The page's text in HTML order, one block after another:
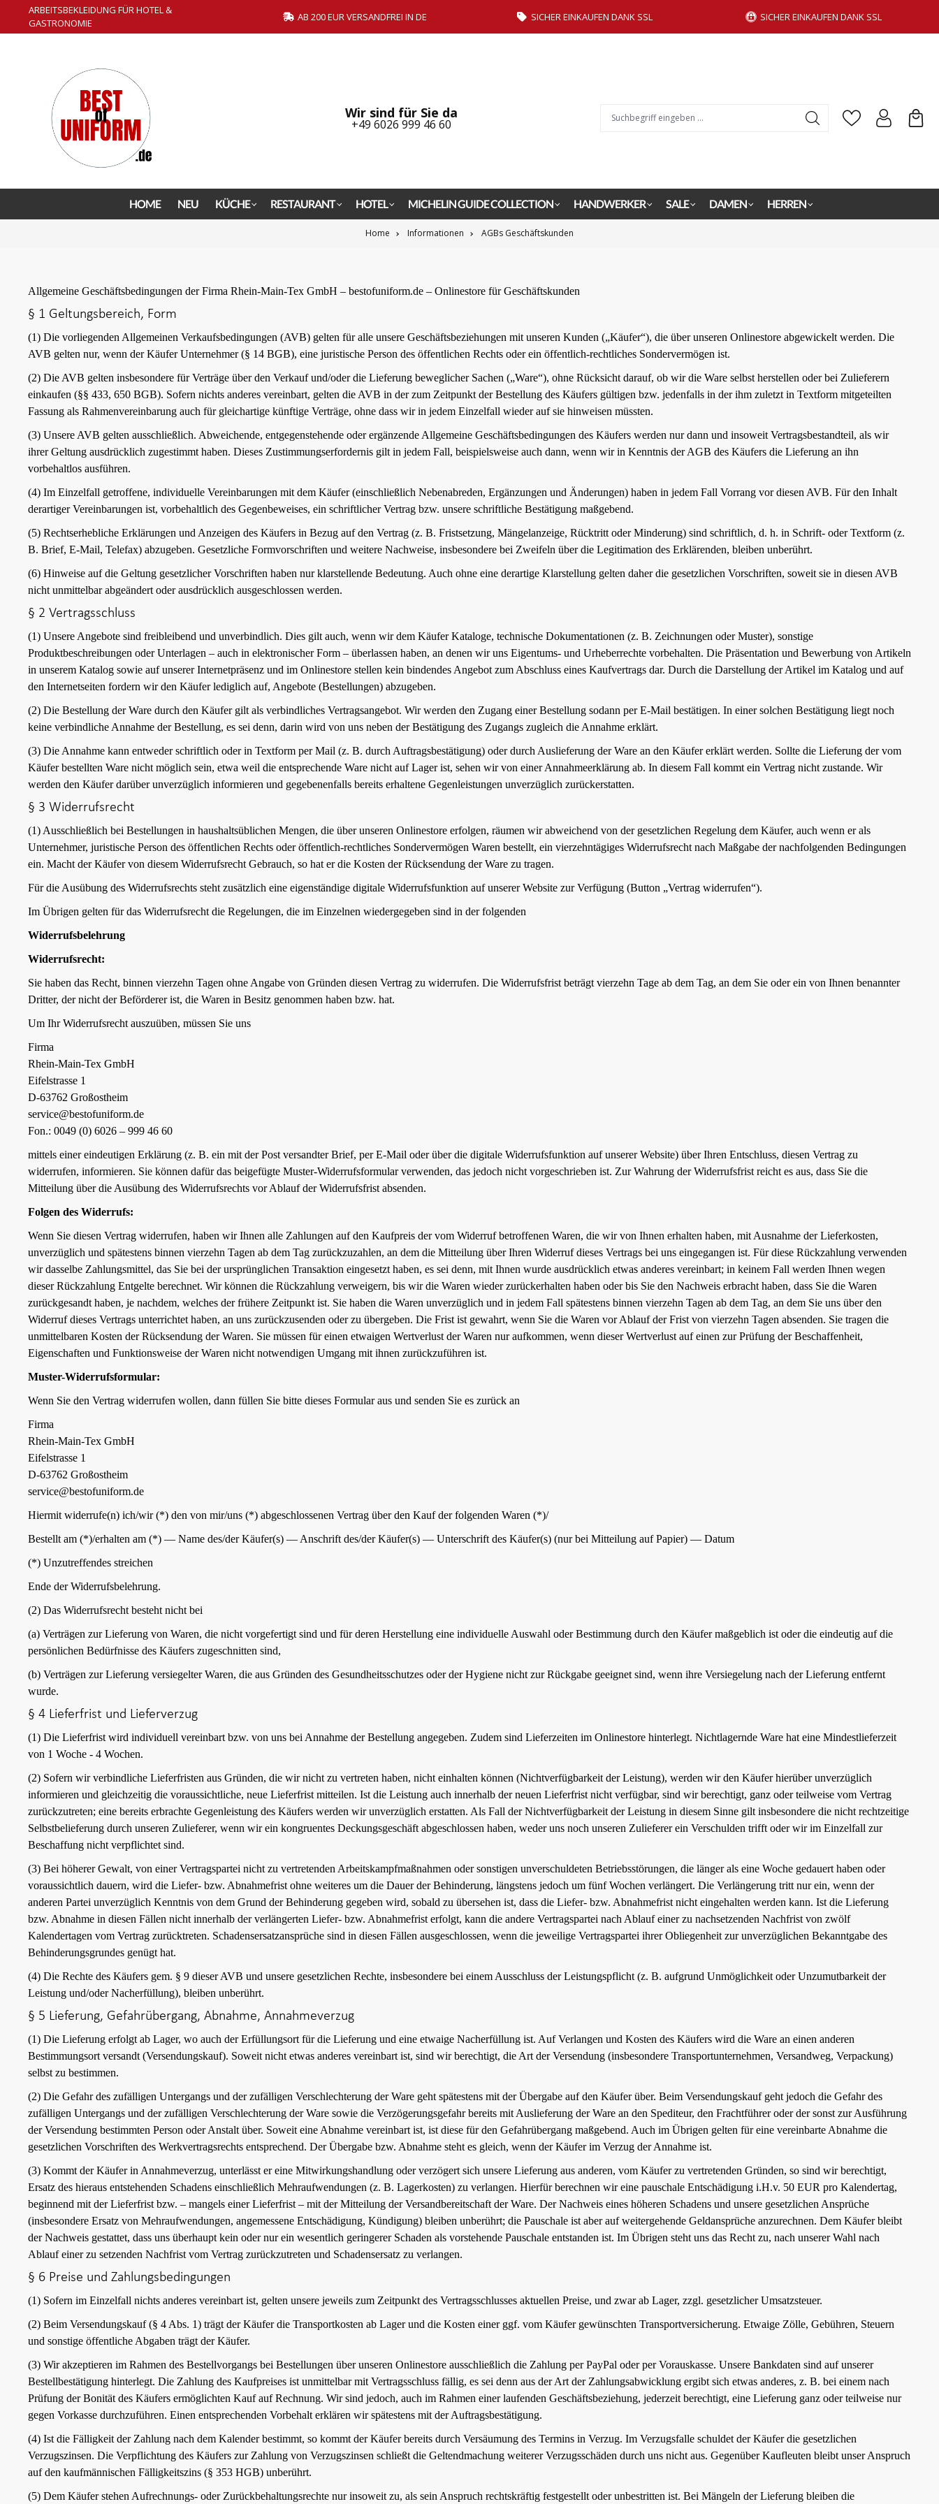
Zur Hauptnavigation springen
ARBEITSBEKLEIDUNG FÜR HOTEL &
GASTRONOMIE
AB 200 EUR VERSANDFREI IN DE SICHER EINKAUFEN DANK SSL SICHER EINKAUFEN DANK SSL
Wir sind für Sie da
+49 6026 999 46 60
HOME NEU KÜCHE RESTAURANT HOTEL MICHELIN GUIDE COLLECTION HANDWERKER SALE DAMEN HERREN
Home Informationen AGBs Geschäftskunden
Allgemeine Geschäftsbedingungen der Firma Rhein-Main-Tex GmbH – bestofuniform.de – Onlinestore für Geschäftskunden
§ 1 Geltungsbereich, Form
(1) Die vorliegenden Allgemeinen Verkaufsbedingungen (AVB) gelten für alle unsere Geschäftsbeziehungen mit unseren Kunden („Käufer“), die über unseren Onlinestore abgewickelt werden. Die
AVB gelten nur, wenn der Käufer Unternehmer (§ 14 BGB), eine juristische Person des öffentlichen Rechts oder ein öffentlich-rechtliches Sondervermögen ist.
(2) Die AVB gelten insbesondere für Verträge über den Verkauf und/oder die Lieferung beweglicher Sachen („Ware“), ohne Rücksicht darauf, ob wir die Ware selbst herstellen oder bei Zulieferern
einkaufen (§§ 433, 650 BGB). Sofern nichts anderes vereinbart, gelten die AVB in der zum Zeitpunkt der Bestellung des Käufers gültigen bzw. jedenfalls in der ihm zuletzt in Textform mitgeteilten
Fassung als Rahmenvereinbarung auch für gleichartige künftige Verträge, ohne dass wir in jedem Einzelfall wieder auf sie hinweisen müssten.
(3) Unsere AVB gelten ausschließlich. Abweichende, entgegenstehende oder ergänzende Allgemeine Geschäftsbedingungen des Käufers werden nur dann und insoweit Vertragsbestandteil, als wir
ihrer Geltung ausdrücklich zugestimmt haben. Dieses Zustimmungserfordernis gilt in jedem Fall, beispielsweise auch dann, wenn wir in Kenntnis der AGB des Käufers die Lieferung an ihn
vorbehaltlos ausführen.
(4) Im Einzelfall getroffene, individuelle Vereinbarungen mit dem Käufer (einschließlich Nebenabreden, Ergänzungen und Änderungen) haben in jedem Fall Vorrang vor diesen AVB. Für den Inhalt
derartiger Vereinbarungen ist, vorbehaltlich des Gegenbeweises, ein schriftlicher Vertrag bzw. unsere schriftliche Bestätigung maßgebend.
(5) Rechtserhebliche Erklärungen und Anzeigen des Käufers in Bezug auf den Vertrag (z. B. Fristsetzung, Mängelanzeige, Rücktritt oder Minderung) sind schriftlich, d. h. in Schrift- oder Textform (z.
B. Brief, E-Mail, Telefax) abzugeben. Gesetzliche Formvorschriften und weitere Nachweise, insbesondere bei Zweifeln über die Legitimation des Erklärenden, bleiben unberührt.
(6) Hinweise auf die Geltung gesetzlicher Vorschriften haben nur klarstellende Bedeutung. Auch ohne eine derartige Klarstellung gelten daher die gesetzlichen Vorschriften, soweit sie in diesen AVB
nicht unmittelbar abgeändert oder ausdrücklich ausgeschlossen werden.
§ 2 Vertragsschluss
(1) Unsere Angebote sind freibleibend und unverbindlich. Dies gilt auch, wenn wir dem Käufer Kataloge, technische Dokumentationen (z. B. Zeichnungen oder Muster), sonstige
Produktbeschreibungen oder Unterlagen – auch in elektronischer Form – überlassen haben, an denen wir uns Eigentums- und Urheberrechte vorbehalten. Die Präsentation und Bewerbung von Artikeln
in unserem Katalog sowie auf unserer Internetpräsenz und im Onlinestore stellen kein bindendes Angebot zum Abschluss eines Kaufvertrags dar. Durch die Darstellung der Artikel im Katalog und auf
den Internetseiten fordern wir den Käufer lediglich auf, Angebote (Bestellungen) abzugeben.
(2) Die Bestellung der Ware durch den Käufer gilt als verbindliches Vertragsangebot. Wir werden den Zugang einer Bestellung sodann per E-Mail bestätigen. In einer solchen Bestätigung liegt noch
keine verbindliche Annahme der Bestellung, es sei denn, darin wird von uns neben der Bestätigung des Zugangs zugleich die Annahme erklärt.
(3) Die Annahme kann entweder schriftlich oder in Textform per Mail (z. B. durch Auftragsbestätigung) oder durch Auslieferung der Ware an den Käufer erklärt werden. Sollte die Lieferung der vom
Käufer bestellten Ware nicht möglich sein, etwa weil die entsprechende Ware nicht auf Lager ist, sehen wir von einer Annahmeerklärung ab. In diesem Fall kommt ein Vertrag nicht zustande. Wir
werden den Käufer darüber unverzüglich informieren und gegebenenfalls bereits erhaltene Gegenleistungen unverzüglich zurückerstatten.
§ 3 Widerrufsrecht
(1) Ausschließlich bei Bestellungen in haushaltsüblichen Mengen, die über unseren Onlinestore erfolgen, räumen wir abweichend von der gesetzlichen Regelung dem Käufer, auch wenn er als
Unternehmer, juristische Person des öffentlichen Rechts oder öffentlich-rechtliches Sondervermögen Waren bestellt, ein vierzehntägiges Widerrufsrecht nach Maßgabe der nachfolgenden Bedingungen
ein. Macht der Käufer von diesem Widerrufsrecht Gebrauch, so hat er die Kosten der Rücksendung der Ware zu tragen.
Für die Ausübung des Widerrufsrechts steht zusätzlich eine eigenständige digitale Widerrufsfunktion auf unserer Website zur Verfügung (Button „Vertrag widerrufen“).
Im Übrigen gelten für das Widerrufsrecht die Regelungen, die im Einzelnen wiedergegeben sind in der folgenden
Widerrufsbelehrung
Widerrufsrecht:
Sie haben das Recht, binnen vierzehn Tagen ohne Angabe von Gründen diesen Vertrag zu widerrufen. Die Widerrufsfrist beträgt vierzehn Tage ab dem Tag, an dem Sie oder ein von Ihnen benannter
Dritter, der nicht der Beförderer ist, die Waren in Besitz genommen haben bzw. hat.
Um Ihr Widerrufsrecht auszuüben, müssen Sie uns
Firma
Rhein-Main-Tex GmbH
Eifelstrasse 1
D-63762 Großostheim
service@bestofuniform.de
Fon.: 0049 (0) 6026 – 999 46 60
mittels einer eindeutigen Erklärung (z. B. ein mit der Post versandter Brief, per E-Mail oder über die digitale Widerrufsfunktion auf unserer Website) über Ihren Entschluss, diesen Vertrag zu
widerrufen, informieren. Sie können dafür das beigefügte Muster-Widerrufsformular verwenden, das jedoch nicht vorgeschrieben ist. Zur Wahrung der Widerrufsfrist reicht es aus, dass Sie die
Mitteilung über die Ausübung des Widerrufsrechts vor Ablauf der Widerrufsfrist absenden.
Folgen des Widerrufs:
Wenn Sie diesen Vertrag widerrufen, haben wir Ihnen alle Zahlungen auf den Kaufpreis der vom Widerruf betroffenen Waren, die wir von Ihnen erhalten haben, mit Ausnahme der Lieferkosten,
unverzüglich und spätestens binnen vierzehn Tagen ab dem Tag zurückzuzahlen, an dem die Mitteilung über Ihren Widerruf dieses Vertrags bei uns eingegangen ist. Für diese Rückzahlung verwenden
wir dasselbe Zahlungsmittel, das Sie bei der ursprünglichen Transaktion eingesetzt haben, es sei denn, mit Ihnen wurde ausdrücklich etwas anderes vereinbart; in keinem Fall werden Ihnen wegen
dieser Rückzahlung Entgelte berechnet. Wir können die Rückzahlung verweigern, bis wir die Waren wieder zurückerhalten haben oder bis Sie den Nachweis erbracht haben, dass Sie die Waren
zurückgesandt haben, je nachdem, welches der frühere Zeitpunkt ist. Sie haben die Waren unverzüglich und in jedem Fall spätestens binnen vierzehn Tagen ab dem Tag, an dem Sie uns über den
Widerruf dieses Vertrags unterrichtet haben, an uns zurückzusenden oder zu übergeben. Die Frist ist gewahrt, wenn Sie die Waren vor Ablauf der Frist von vierzehn Tagen absenden. Sie tragen die
unmittelbaren Kosten der Rücksendung der Waren. Sie müssen für einen etwaigen Wertverlust der Waren nur aufkommen, wenn dieser Wertverlust auf einen zur Prüfung der Beschaffenheit,
Eigenschaften und Funktionsweise der Waren nicht notwendigen Umgang mit ihnen zurückzuführen ist.
Muster-Widerrufsformular:
Wenn Sie den Vertrag widerrufen wollen, dann füllen Sie bitte dieses Formular aus und senden Sie es zurück an
Firma
Rhein-Main-Tex GmbH
Eifelstrasse 1
D-63762 Großostheim
service@bestofuniform.de
Hiermit widerrufe(n) ich/wir (*) den von mir/uns (*) abgeschlossenen Vertrag über den Kauf der folgenden Waren (*)/
Bestellt am (*)/erhalten am (*) — Name des/der Käufer(s) — Anschrift des/der Käufer(s) — Unterschrift des Käufer(s) (nur bei Mitteilung auf Papier) — Datum
(*) Unzutreffendes streichen
Ende der Widerrufsbelehrung.
(2) Das Widerrufsrecht besteht nicht bei
(a) Verträgen zur Lieferung von Waren, die nicht vorgefertigt sind und für deren Herstellung eine individuelle Auswahl oder Bestimmung durch den Käufer maßgeblich ist oder die eindeutig auf die
persönlichen Bedürfnisse des Käufers zugeschnitten sind,
(b) Verträgen zur Lieferung versiegelter Waren, die aus Gründen des Gesundheitsschutzes oder der Hygiene nicht zur Rückgabe geeignet sind, wenn ihre Versiegelung nach der Lieferung entfernt
wurde.
§ 4 Lieferfrist und Lieferverzug
(1) Die Lieferfrist wird individuell vereinbart bzw. von uns bei Annahme der Bestellung angegeben. Zudem sind Lieferzeiten im Onlinestore hinterlegt. Nichtlagernde Ware hat eine Mindestlieferzeit
von 1 Woche - 4 Wochen.
(2) Sofern wir verbindliche Lieferfristen aus Gründen, die wir nicht zu vertreten haben, nicht einhalten können (Nichtverfügbarkeit der Leistung), werden wir den Käufer hierüber unverzüglich
informieren und gleichzeitig die voraussichtliche, neue Lieferfrist mitteilen. Ist die Leistung auch innerhalb der neuen Lieferfrist nicht verfügbar, sind wir berechtigt, ganz oder teilweise vom Vertrag
zurückzutreten; eine bereits erbrachte Gegenleistung des Käufers werden wir unverzüglich erstatten. Als Fall der Nichtverfügbarkeit der Leistung in diesem Sinne gilt insbesondere die nicht rechtzeitige
Selbstbelieferung durch unseren Zulieferer, wenn wir ein kongruentes Deckungsgeschäft abgeschlossen haben, weder uns noch unseren Zulieferer ein Verschulden trifft oder wir im Einzelfall zur
Beschaffung nicht verpflichtet sind.
(3) Bei höherer Gewalt, von einer Vertragspartei nicht zu vertretenden Arbeitskampfmaßnahmen oder sonstigen unverschuldeten Betriebsstörungen, die länger als eine Woche gedauert haben oder
voraussichtlich dauern, wird die Liefer- bzw. Abnahmefrist ohne weiteres um die Dauer der Behinderung, längstens jedoch um fünf Wochen verlängert. Die Verlängerung tritt nur ein, wenn der
anderen Partei unverzüglich Kenntnis von dem Grund der Behinderung gegeben wird, sobald zu übersehen ist, dass die Liefer- bzw. Abnahmefrist nicht eingehalten werden kann. Ist die Lieferung
bzw. Abnahme in diesen Fällen nicht innerhalb der verlängerten Liefer- bzw. Abnahmefrist erfolgt, kann die andere Vertragspartei nach Ablauf einer zu nachsetzenden Nachfrist von zwölf
Kalendertagen vom Vertrag zurücktreten. Schadensersatzansprüche sind in diesen Fällen ausgeschlossen, wenn die jeweilige Vertragspartei ihrer Obliegenheit zur unverzüglichen Bekanntgabe des
Behinderungsgrundes genügt hat.
(4) Die Rechte des Käufers gem. § 9 dieser AVB und unsere gesetzlichen Rechte, insbesondere bei einem Ausschluss der Leistungspflicht (z. B. aufgrund Unmöglichkeit oder Unzumutbarkeit der
Leistung und/oder Nacherfüllung), bleiben unberührt.
§ 5 Lieferung, Gefahrübergang, Abnahme, Annahmeverzug
(1) Die Lieferung erfolgt ab Lager, wo auch der Erfüllungsort für die Lieferung und eine etwaige Nacherfüllung ist. Auf Verlangen und Kosten des Käufers wird die Ware an einen anderen
Bestimmungsort versandt (Versendungskauf). Soweit nicht etwas anderes vereinbart ist, sind wir berechtigt, die Art der Versendung (insbesondere Transportunternehmen, Versandweg, Verpackung)
selbst zu bestimmen.
(2) Die Gefahr des zufälligen Untergangs und der zufälligen Verschlechterung der Ware geht spätestens mit der Übergabe auf den Käufer über. Beim Versendungskauf geht jedoch die Gefahr des
zufälligen Untergangs und der zufälligen Verschlechterung der Ware sowie die Verzögerungsgefahr bereits mit Auslieferung der Ware an den Spediteur, den Frachtführer oder der sonst zur Ausführung
der Versendung bestimmten Person oder Anstalt über. Soweit eine Abnahme vereinbart ist, ist diese für den Gefahrübergang maßgebend. Auch im Übrigen gelten für eine vereinbarte Abnahme die
gesetzlichen Vorschriften des Werkvertragsrechts entsprechend. Der Übergabe bzw. Abnahme steht es gleich, wenn der Käufer im Verzug der Annahme ist.
(3) Kommt der Käufer in Annahmeverzug, unterlässt er eine Mitwirkungshandlung oder verzögert sich unsere Lieferung aus anderen, vom Käufer zu vertretenden Gründen, so sind wir berechtigt,
Ersatz des hieraus entstehenden Schadens einschließlich Mehraufwendungen (z. B. Lagerkosten) zu verlangen. Hierfür berechnen wir eine pauschale Entschädigung i.H.v. 50 EUR pro Kalendertag,
beginnend mit der Lieferfrist bzw. – mangels einer Lieferfrist – mit der Mitteilung der Versandbereitschaft der Ware. Der Nachweis eines höheren Schadens und unsere gesetzlichen Ansprüche
(insbesondere Ersatz von Mehraufwendungen, angemessene Entschädigung, Kündigung) bleiben unberührt; die Pauschale ist aber auf weitergehende Geldansprüche anzurechnen. Dem Käufer bleibt
der Nachweis gestattet, dass uns überhaupt kein oder nur ein wesentlich geringerer Schaden als vorstehende Pauschale entstanden ist. Im Übrigen steht uns das Recht zu, nach unserer Wahl nach
Ablauf einer zu setzenden Nachfrist vom Vertrag zurückzutreten und Schadensersatz zu verlangen.
§ 6 Preise und Zahlungsbedingungen
(1) Sofern im Einzelfall nichts anderes vereinbart ist, gelten unsere jeweils zum Zeitpunkt des Vertragsschlusses aktuellen Preise, und zwar ab Lager, zzgl. gesetzlicher Umsatzsteuer.
(2) Beim Versendungskauf (§ 4 Abs. 1) trägt der Käufer die Transportkosten ab Lager und die Kosten einer ggf. vom Käufer gewünschten Transportversicherung. Etwaige Zölle, Gebühren, Steuern
und sonstige öffentliche Abgaben trägt der Käufer.
(3) Wir akzeptieren im Rahmen des Bestellvorgangs bei Bestellungen über unseren Onlinestore ausschließlich die Zahlung per PayPal oder per Vorauskasse. Unsere Bankdaten sind auf unserer
Bestellbestätigung hinterlegt. Die Zahlung des Kaufpreises ist unmittelbar mit Vertragsschluss fällig, es sei denn aus der Art der Zahlungsabwicklung ergibt sich etwas anderes, z. B. bei einem nach
Prüfung der Bonität des Käufers ermöglichten Kauf auf Rechnung. Wir sind jedoch, auch im Rahmen einer laufenden Geschäftsbeziehung, jederzeit berechtigt, eine Lieferung ganz oder teilweise nur
gegen Vorkasse durchzuführen. Einen entsprechenden Vorbehalt erklären wir spätestens mit der Auftragsbestätigung.
(4) Ist die Fälligkeit der Zahlung nach dem Kalender bestimmt, so kommt der Käufer bereits durch Versäumung des Termins in Verzug. Im Verzugsfalle schuldet der Käufer die gesetzlichen
Verzugszinsen. Die Verpflichtung des Käufers zur Zahlung von Verzugszinsen schließt die Geltendmachung weiterer Verzugsschäden durch uns nicht aus. Gegenüber Kaufleuten bleibt unser Anspruch
auf den kaufmännischen Fälligkeitszins (§ 353 HGB) unberührt.
(5) Dem Käufer stehen Aufrechnungs- oder Zurückbehaltungsrechte nur insoweit zu, als sein Anspruch rechtskräftig festgestellt oder unbestritten ist. Bei Mängeln der Lieferung bleiben die